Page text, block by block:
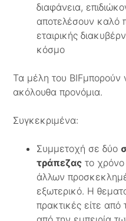
διαφάνεια,
αποτελέσουν καλό
εταιρικής
κόσμο
Τα μέλη του
ακόλουθα προνόμια.
Συγκεκριμένα:
Συμμετοχή σε δύο
τράπεζας το χρόνο
άλλων
εξωτερικό. Η
πρακτικές είτε από